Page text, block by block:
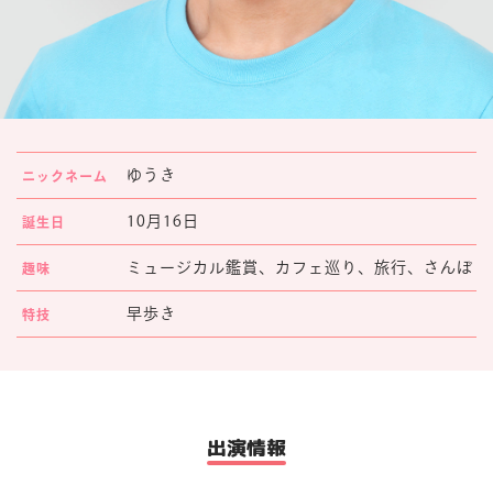
マイページ
ニックネーム ゆうき
誕生日 10月16日
趣味 ミュージカル鑑賞、カフェ巡り、旅行、さんぽ
特技 早歩き
出演情報